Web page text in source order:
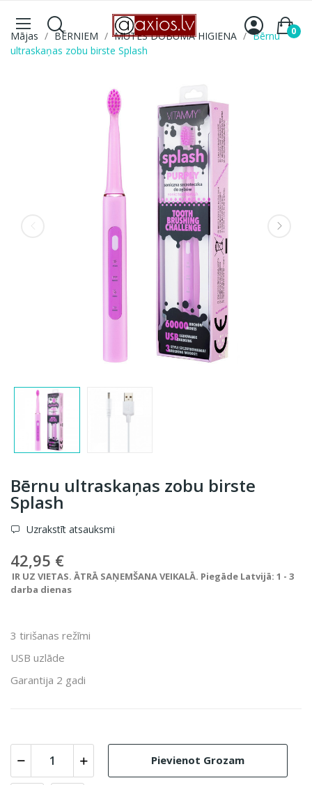
0
Mājas BĒRNIEM MUTES DOBUMA HIGIENA
Bērnu
ultraskaņas zobu birste Splash
Bērnu ultraskaņas zobu birste
Splash
Uzrakstīt atsauksmi
42,95 €
IR UZ VIETAS. ĀTRĀ SAŅEMŠANA VEIKALĀ. Piegāde Latvijā: 1 - 3
darba dienas
3 tirišanas režīmi
USB uzlāde
Garantija 2 gadi
Pievienot Grozam